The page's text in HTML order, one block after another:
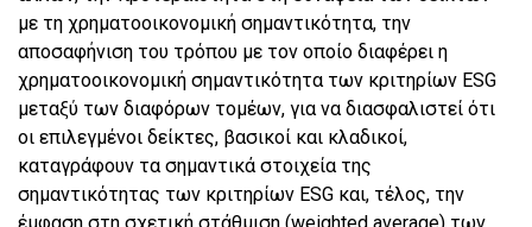
με τη χρηματοοικονομική σημαντικότητα, την
αποσαφήνιση του τρόπου με τον οποίο διαφέρει η
χρηματοοικονομική σημαντικότητα των κριτηρίων ESG
μεταξύ των διαφόρων τομέων, για να διασφαλιστεί ότι
οι επιλεγμένοι δείκτες, βασικοί και κλαδικοί,
καταγράφουν τα σημαντικά στοιχεία της
σημαντικότητας των κριτηρίων ESG και, τέλος, την